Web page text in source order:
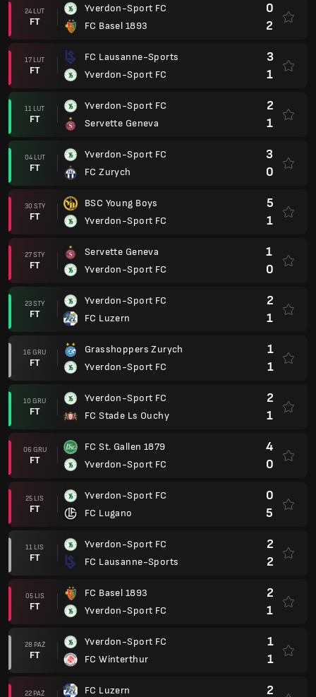
24 LUT
FT
Yverdon-Sport FC
FC Basel 1893
0
2
17 LUT
FT
FC Lausanne-Sports
Yverdon-Sport FC
3
1
11 LUT
FT
Yverdon-Sport FC
Servette Geneva
2
1
04 LUT
FT
Yverdon-Sport FC
FC Zurych
3
0
30 STY
FT
BSC Young Boys
Yverdon-Sport FC
5
1
27 STY
FT
Servette Geneva
Yverdon-Sport FC
1
0
23 STY
FT
Yverdon-Sport FC
FC Luzern
2
1
16 GRU
FT
Grasshoppers Zurych
Yverdon-Sport FC
1
1
10 GRU
FT
Yverdon-Sport FC
FC Stade Ls Ouchy
2
1
06 GRU
FT
FC St. Gallen 1879
Yverdon-Sport FC
4
0
25 LIS
FT
Yverdon-Sport FC
FC Lugano
0
5
11 LIS
FT
Yverdon-Sport FC
FC Lausanne-Sports
2
2
05 LIS
FT
FC Basel 1893
Yverdon-Sport FC
2
1
28 PAŹ
FT
Yverdon-Sport FC
FC Winterthur
1
1
22 PAŹ FC Luzern 2